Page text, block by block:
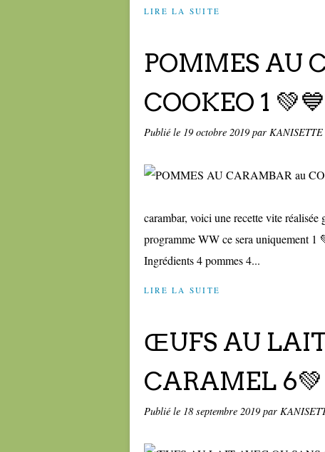
LIRE LA SUITE
POMMES AU
COOKEO 1
Publié le 19 octobre 2019 par KANISETTE
carambar, voici une recette vite
programme WW ce sera uniquement 1
Ingrédients 4 pommes 4...
LIRE LA SUITE
ŒUFS AU
CARAMEL 6💚
Publié le 18 septembre 2019 par